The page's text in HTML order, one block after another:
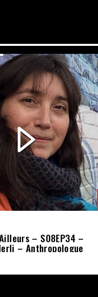
– S08EP34 –
– Anthropologue &